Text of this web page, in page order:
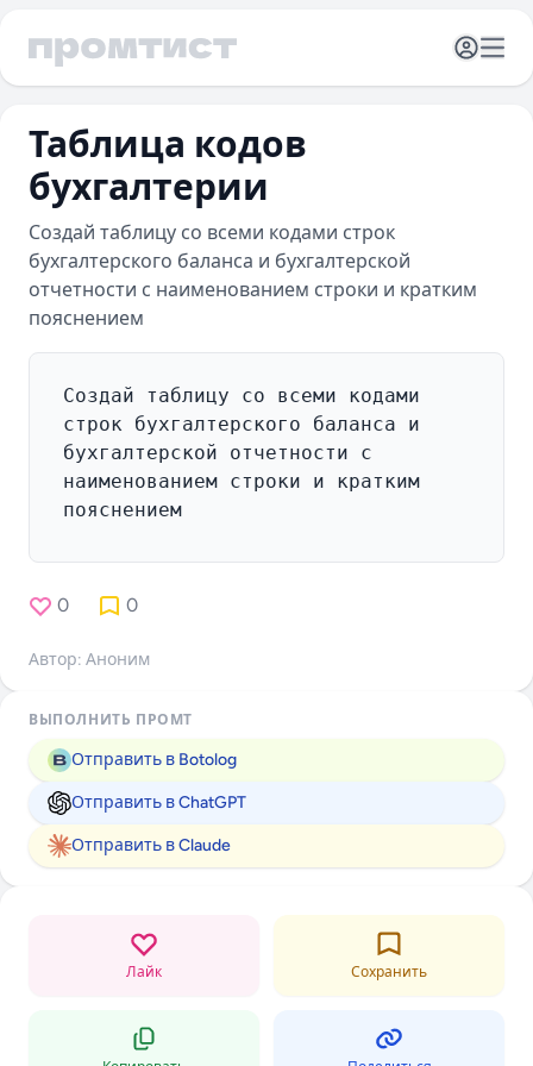
Открыть
Таблица кодов
бухгалтерии
Создай таблицу со всеми кодами строк
бухгалтерского баланса и бухгалтерской
отчетности с наименованием строки и кратким
пояснением
0 0
Автор: Аноним
ВЫПОЛНИТЬ ПРОМТ
Отправить в Botolog
Отправить в ChatGPT
Отправить в Claude
Лайк Сохранить